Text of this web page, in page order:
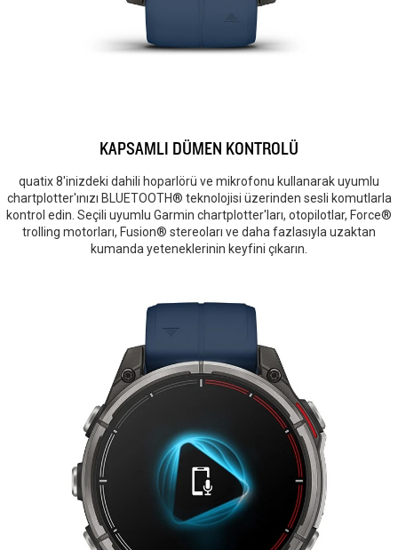
KAPSAMLI DÜMEN KONTROLÜ
quatix 8'inizdeki dahili hoparlörü ve mikrofonu kullanarak uyumlu
chartplotter'ınızı BLUETOOTH® teknolojisi üzerinden sesli komutlarla
kontrol edin. Seçili uyumlu Garmin chartplotter'ları, otopilotlar, Force®
trolling motorları, Fusion® stereoları ve daha fazlasıyla uzaktan
kumanda yeteneklerinin keyfini çıkarın.